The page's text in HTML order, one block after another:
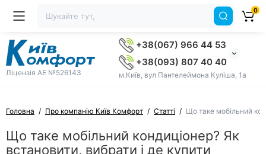
Ліцензія AE №526143
+38(067) 966 44 53
+38(093) 807 40 40
м.Київ, вул Пантелеймона Куліша, 1а
0
Головна Про компанію Київ Комфорт Статті Що таке мобільний
Що таке мобільний кондиціонер? Як
встановити, вибрати і де купити